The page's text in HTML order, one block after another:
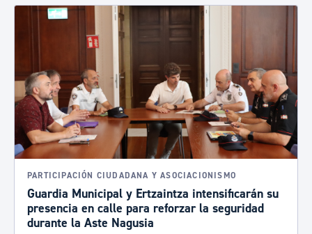
PARTICIPACIÓN CIUDADANA Y ASOCIACIONISMO
Guardia Municipal y Ertzaintza intensificarán su
presencia en calle para reforzar la seguridad
durante la Aste Nagusia